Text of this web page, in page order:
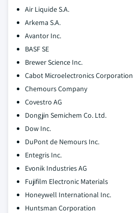
Air Liquide S.A.
Arkema S.A.
Avantor Inc.
BASF SE
Brewer Science Inc.
Cabot Microelectronics Corporation
Chemours Company
Covestro AG
Dongjin Semichem Co. Ltd.
Dow Inc.
DuPont de Nemours Inc.
Entegris Inc.
Evonik Industries AG
Fujifilm Electronic Materials
Honeywell International Inc.
Huntsman Corporation